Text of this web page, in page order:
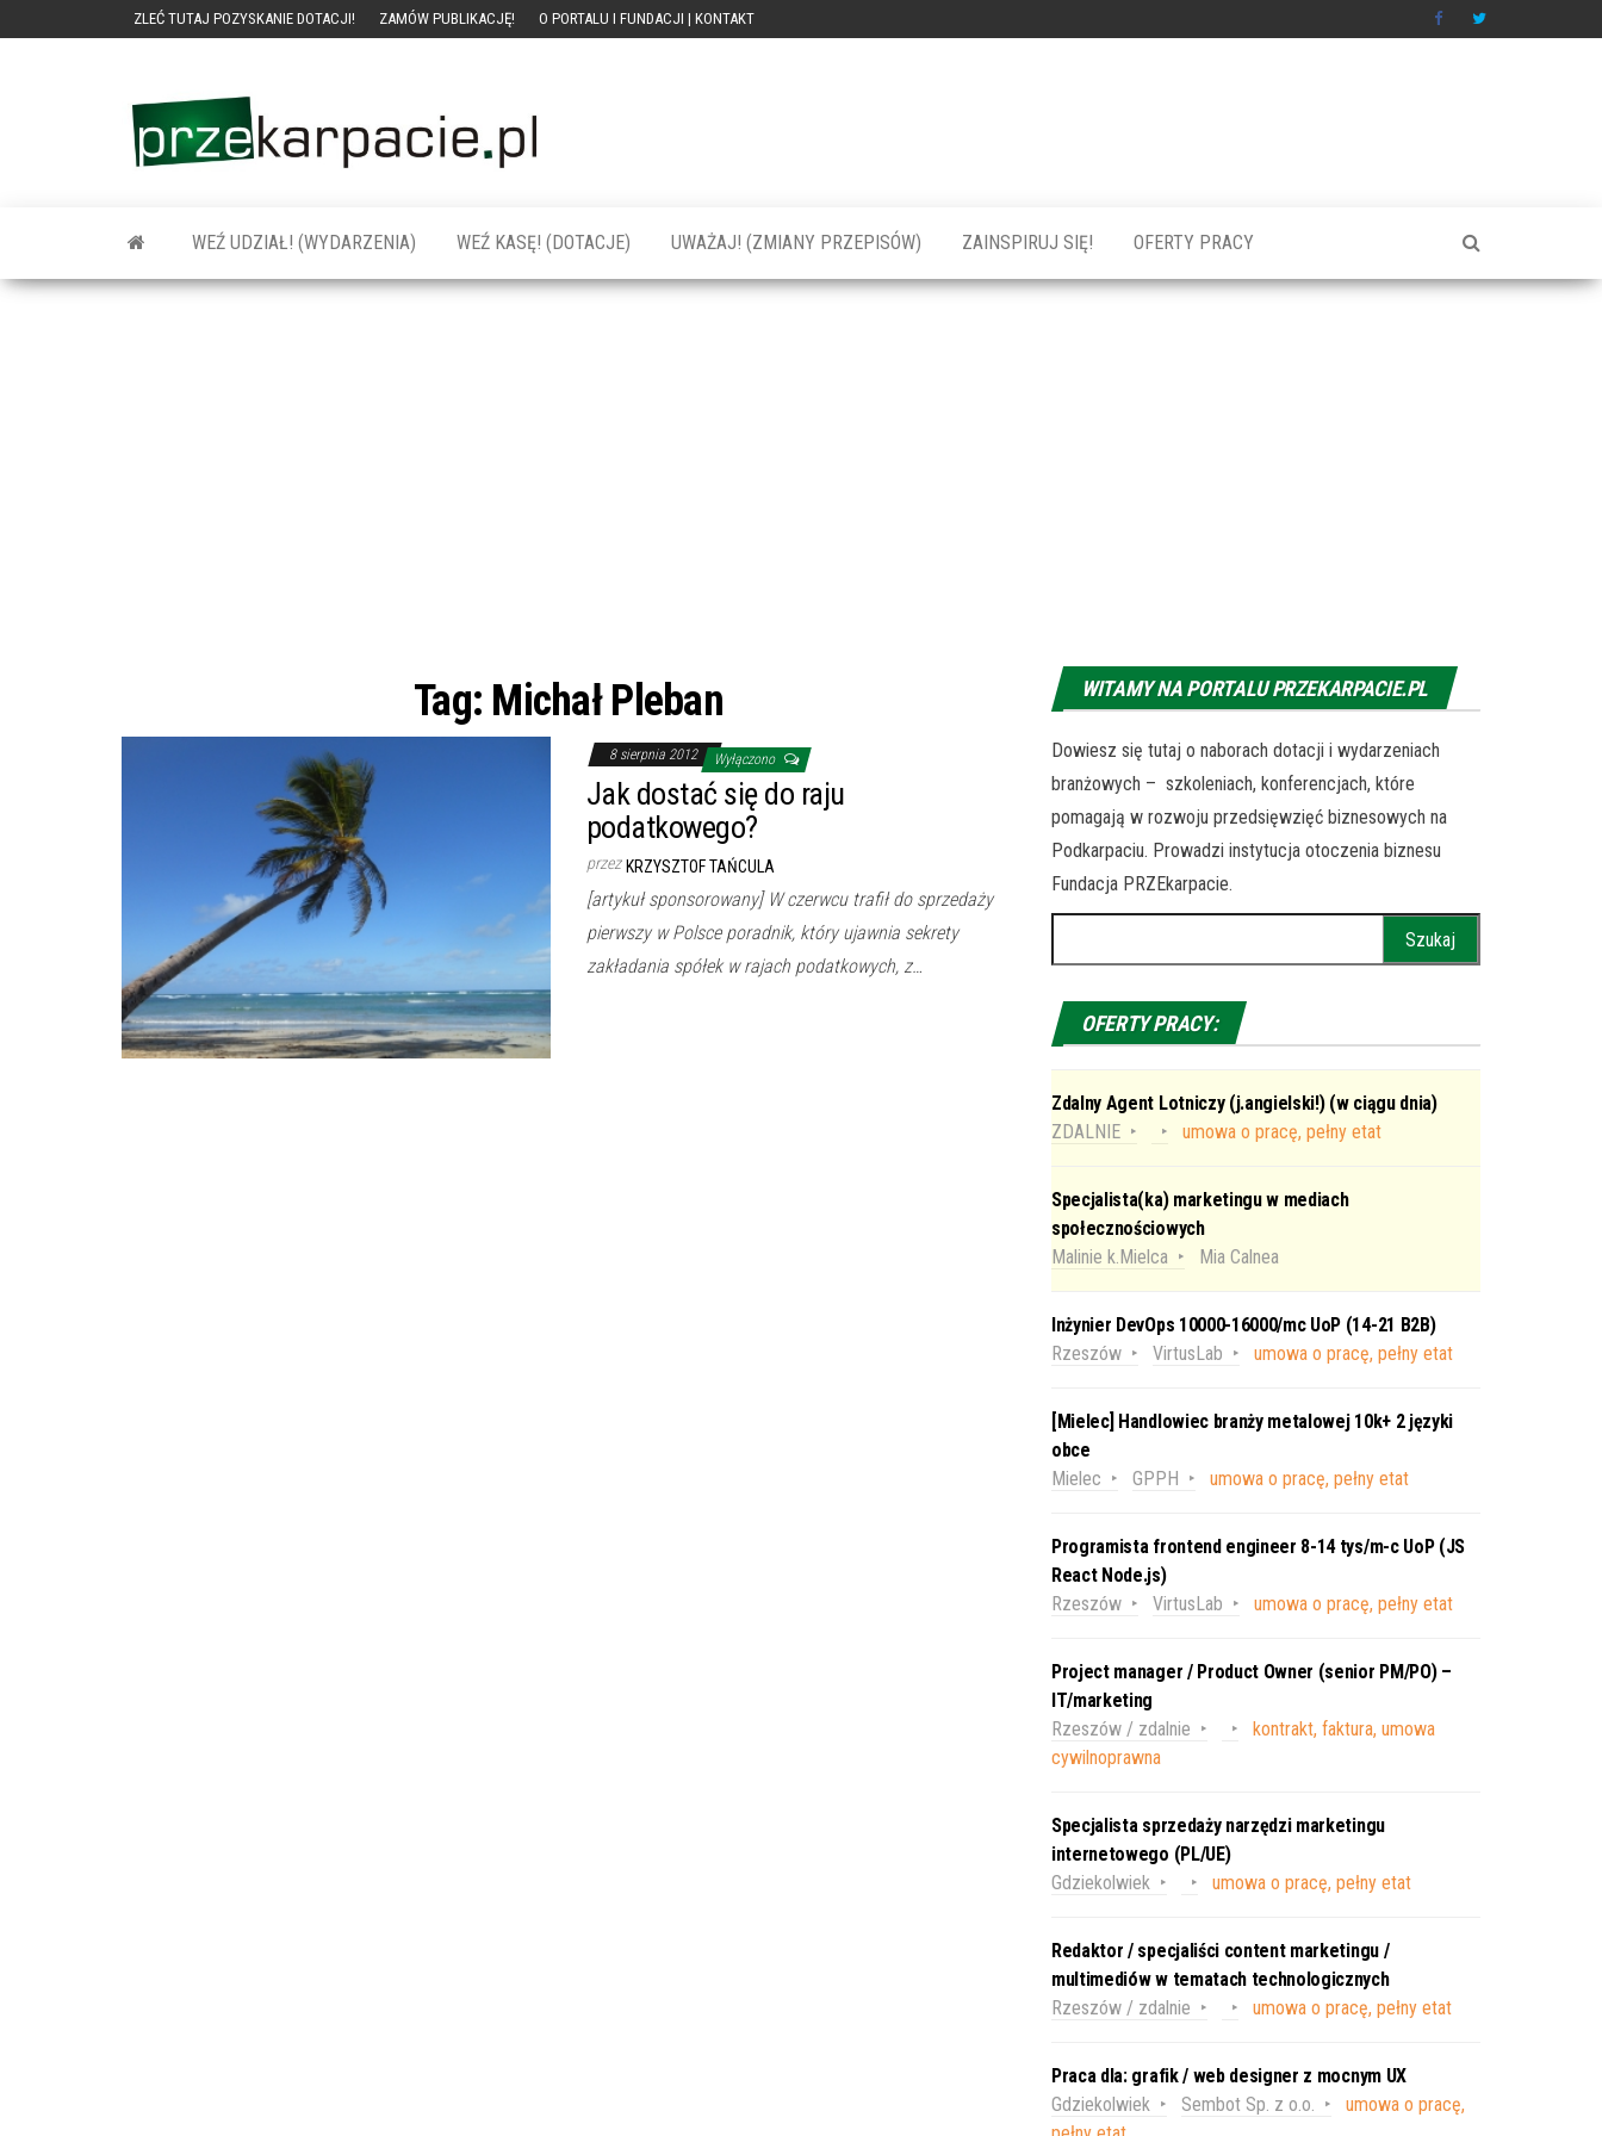
ZLEĆ TUTAJ POZYSKANIE DOTACJI! ZAMÓW PUBLIKACJĘ! O PORTALU I FUNDACJI | KONTAKT
szkolenia dla
firm
WEŹ UDZIAŁ! (WYDARZENIA) WEŹ KASĘ! (DOTACJE) UWAŻAJ! (ZMIANY PRZEPISÓW) ZAINSPIRUJ SIĘ! OFERTY PRACY
Tag: Michał Pleban
8 sierpnia 2012 Wyłączono
Jak dostać się do raju
podatkowego?
przez KRZYSZTOF TAŃCULA
[artykuł sponsorowany] W czerwcu trafił do sprzedaży
pierwszy w Polsce poradnik, który ujawnia sekrety
zakładania spółek w rajach podatkowych, z…
WITAMY NA PORTALU PRZEKARPACIE.PL
Dowiesz się tutaj o naborach dotacji i wydarzeniach
branżowych – szkoleniach, konferencjach, które
pomagają w rozwoju przedsięwzięć biznesowych na
Podkarpaciu. Prowadzi instytucja otoczenia biznesu
Fundacja PRZEkarpacie.
OFERTY PRACY:
Zdalny Agent Lotniczy (j.angielski!) (w ciągu dnia)
ZDALNIE
umowa o pracę, pełny etat
Specjalista(ka) marketingu w mediach
społecznościowych
Malinie k.Mielca
Mia Calnea
Inżynier DevOps 10000-16000/mc UoP (14-21 B2B)
Rzeszów
VirtusLab umowa o pracę, pełny etat
[Mielec] Handlowiec branży metalowej 10k+ 2 języki
obce
Mielec
GPPH umowa o pracę, pełny etat
Programista frontend engineer 8-14 tys/m-c UoP (JS
React Node.js)
Rzeszów
VirtusLab umowa o pracę, pełny etat
Project manager / Product Owner (senior PM/PO) –
IT/marketing
Rzeszów / zdalnie
kontrakt, faktura, umowa
cywilnoprawna
Specjalista sprzedaży narzędzi marketingu
internetowego (PL/UE)
Gdziekolwiek
umowa o pracę, pełny etat
Redaktor / specjaliści content marketingu /
multimediów w tematach technologicznych
Rzeszów / zdalnie
umowa o pracę, pełny etat
Praca dla: grafik / web designer z mocnym UX
Gdziekolwiek
Sembot Sp. z o.o.
umowa o pracę,